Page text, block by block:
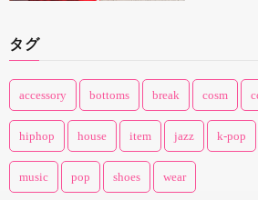
タグ
accessory bottoms break cosm
hiphop house item jazz k-pop
music pop shoes wear